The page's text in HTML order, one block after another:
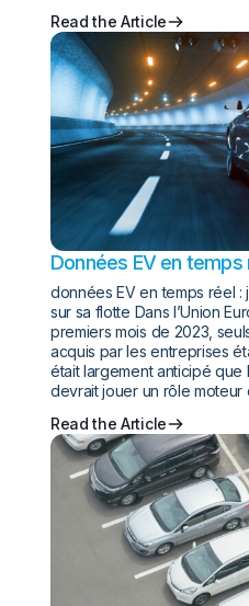
Read the Article
Données EV en temps
d’économies sur sa
données EV en temps réel :
sur sa flotte Dans l’Union
premiers mois de 2023,
acquis par les entreprises
était largement anticipé
devrait jouer un rôle moteur
Read the Article